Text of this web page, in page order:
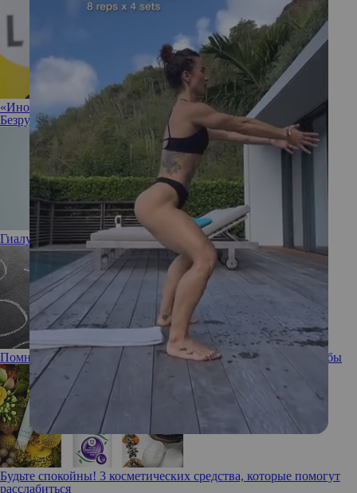
«Иногда полезно разрешить себе ничего не делать»: Ирина
Безрукова не против прокрастинации
Гиалуроновая кислота: полезна или вредна
Помнишь ли ты: забывчивость, ее причины и способы борьбы
Будьте спокойны! 3 косметических средства, которые помогут
расслабиться